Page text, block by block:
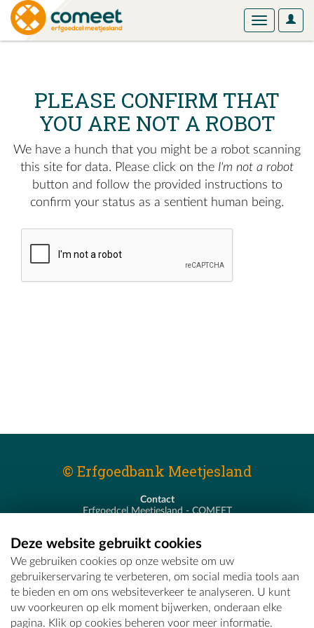
User
Toggle
PLEASE CONFIRM THAT
YOU ARE NOT A ROBOT
We have a hunch that you might be a robot scanning
this site for data. Please click on the I'm not a robot
button and follow the provided instructions to
confirm your status as a sentient human being.
© Erfgoedbank Meetjesland
Contact
Erfgoedcel Meetjesland - COMEET
T - 09 373 75 96
E -erfgoedcel@comeet.be
Deze website gebruikt cookies
We gebruiken cookies op onze website om uw
gebruikerservaring te verbeteren, om social media tools aan
te bieden en om ons websiteverkeer te analyseren. U kunt
uw voorkeuren op elk moment bijwerken, onderaan elke
pagina. Klik op cookies beheren voor meer informatie.